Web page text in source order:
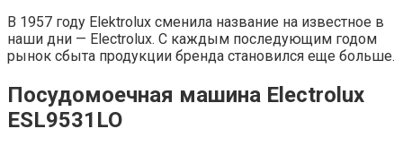
В 1957 году Elektrolux сменила название на известное в
наши дни — Electrolux. С каждым последующим годом
рынок сбыта продукции бренда становился еще больше.
Посудомоечная машина Electrolux
ESL9531LO